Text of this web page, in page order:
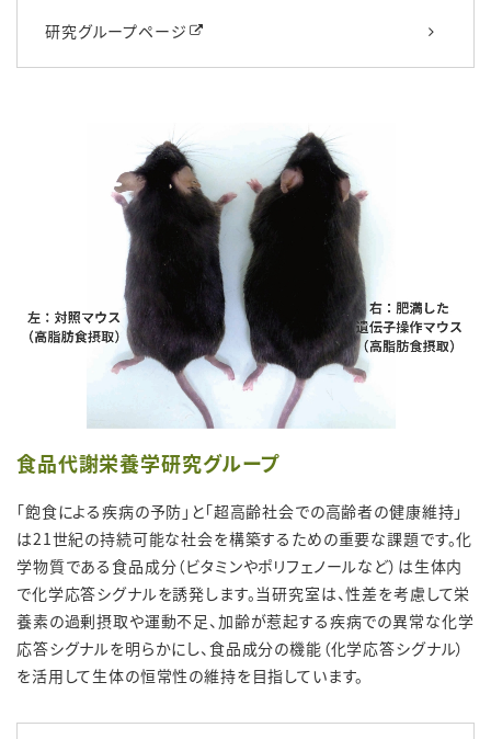
研究グループページ
食品代謝栄養学研究グループ
「飽食による疾病の予防」と「超高齢社会での高齢者の健康維持」
は21世紀の持続可能な社会を構築するための重要な課題です。化
学物質である食品成分（ビタミンやポリフェノールなど）は生体内
で化学応答シグナルを誘発します。当研究室は、性差を考慮して栄
養素の過剰摂取や運動不足、加齢が惹起する疾病での異常な化学
応答シグナルを明らかにし、食品成分の機能（化学応答シグナル）
を活用して生体の恒常性の維持を目指しています。